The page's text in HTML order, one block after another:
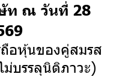
ท ณ วันที่ 28
อหุ้นของคู่สมรส
บรรลุนิติภาวะ)